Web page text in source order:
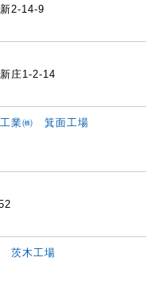
2-14-9
庄1-2-14
工業㈱ 箕面工場
茨木工場